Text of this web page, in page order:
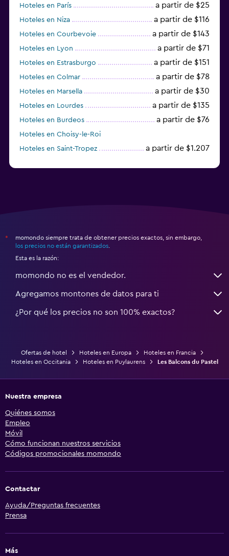
Hoteles en París a partir de $25
Hoteles en Niza a partir de $116
Hoteles en Courbevoie a partir de $143
Hoteles en Lyon a partir de $71
Hoteles en Estrasburgo a partir de $151
Hoteles en Colmar a partir de $78
Hoteles en Marsella a partir de $30
Hoteles en Lourdes a partir de $135
Hoteles en Burdeos a partir de $76
Hoteles en Choisy-le-Roi
Hoteles en Saint-Tropez
a partir de $1.207
*
momondo siempre trata de obtener precios exactos, sin embargo,
los precios no están garantizados
Esta es la razón:
momondo no es el vendedor.
Agregamos montones de datos para ti
¿Por qué los precios no son 100% exactos?
Ofertas de hotel Hoteles en Europa
Hoteles en Francia
Hoteles en Occitania
Hoteles en Puylaurens Les Balcons du Pastel
Nuestra empresa
Quiénes somos
Empleo
Móvil
Cómo funcionan nuestros servicios
Códigos promocionales momondo
Contactar
Ayuda/Preguntas frecuentes
Prensa
Más